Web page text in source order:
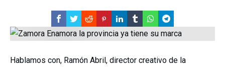
Hablamos con, Ramón Abril, director creativo de la